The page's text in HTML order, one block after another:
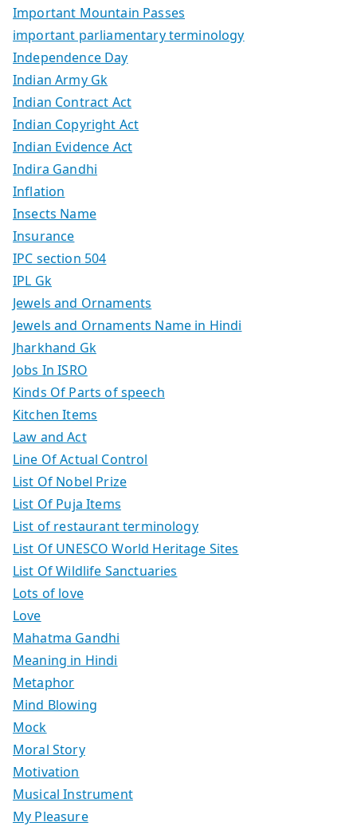
Important Mountain Passes
important parliamentary terminology
Independence Day
Indian Army Gk
Indian Contract Act
Indian Copyright Act
Indian Evidence Act
Indira Gandhi
Inflation
Insects Name
Insurance
IPC section 504
IPL Gk
Jewels and Ornaments
Jewels and Ornaments Name in Hindi
Jharkhand Gk
Jobs In ISRO
Kinds Of Parts of speech
Kitchen Items
Law and Act
Line Of Actual Control
List Of Nobel Prize
List Of Puja Items
List of restaurant terminology
List Of UNESCO World Heritage Sites
List Of Wildlife Sanctuaries
Lots of love
Love
Mahatma Gandhi
Meaning in Hindi
Metaphor
Mind Blowing
Mock
Moral Story
Motivation
Musical Instrument
My Pleasure